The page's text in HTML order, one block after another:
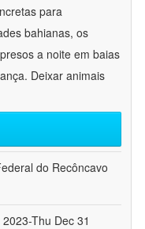
para
bahianas, os
a noite em baias
Deixar animais
do Recôncavo
Thu Dec 31